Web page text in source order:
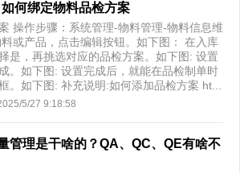
如何绑定物料品检方案
操作步骤：系统管理-物料管理-物料信息维
或产品，点击编辑按钮。如下图： 在入库
是，再挑选对应的品检方案。如下图: 设置
。如下图: 设置完成后，就能在品检制单时
。如下图: 补充说明:如何添加品检方案 ht...
5/27 9:18:58
管理是干啥的？QA、QC、QE有啥不